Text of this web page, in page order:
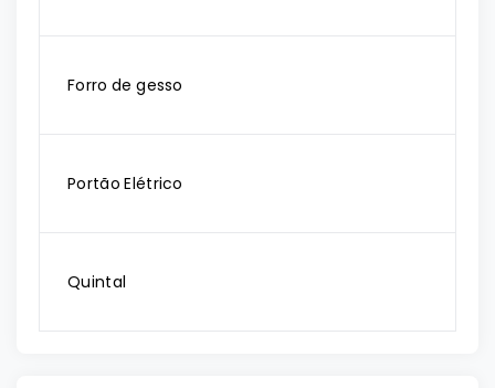
Forro de gesso
Portão Elétrico
Quintal